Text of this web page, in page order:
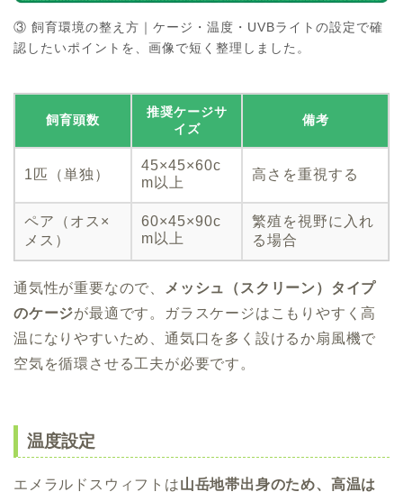
③ 飼育環境の整え方｜ケージ・温度・UVBライトの設定で確
認したいポイントを、画像で短く整理しました。
飼育頭数
推奨ケージサ
イズ
備考
1匹（単独）
45×45×60c
m以上
高さを重視する
ペア（オス×
メス）
60×45×90c
m以上
繁殖を視野に入れ
る場合
通気性が重要なので、
メッシュ（スクリーン）タイプ
のケージが最適です。ガラスケージはこもりやすく高
温になりやすいため、通気口を多く設けるか扇風機で
空気を循環させる工夫が必要です。
温度設定
エメラルドスウィフトは山岳地帯出身のため、高温は